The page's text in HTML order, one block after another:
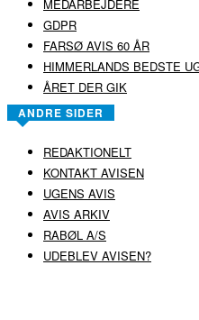
MEDARBEJDERE
GDPR
FARSØ AVIS 60 ÅR
HIMMERLANDS BEDSTE
ÅRET DER GIK
ANDRE SIDER
REDAKTIONELT
KONTAKT AVISEN
UGENS AVIS
AVIS ARKIV
RABØL A/S
UDEBLEV AVISEN?